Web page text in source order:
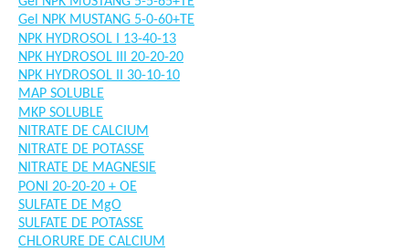
Gel NPK MUSTANG 5-0-60+TE
NPK HYDROSOL I 13-40-13
NPK HYDROSOL III 20-20-20
NPK HYDROSOL II 30-10-10
MAP SOLUBLE
MKP SOLUBLE
NITRATE DE CALCIUM
NITRATE DE POTASSE
NITRATE DE MAGNESIE
PONI 20-20-20 + OE
SULFATE DE MgO
SULFATE DE POTASSE
CHLORURE DE CALCIUM